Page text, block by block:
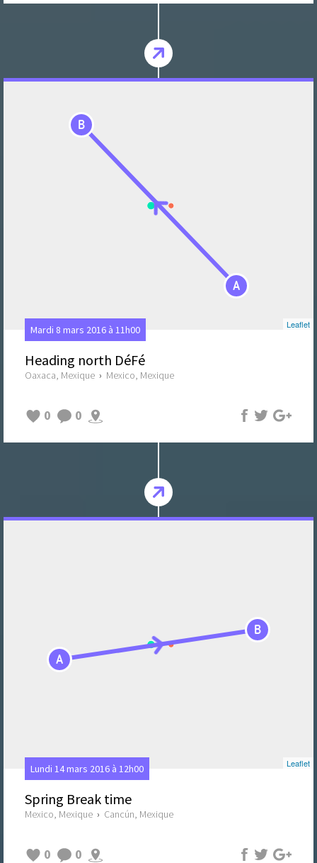
A
B
Leaflet
Mardi 8 mars 2016 à 11h00
Heading north DéFé
Oaxaca, Mexique › Mexico, Mexique
0 0
A
B
Leaflet
Lundi 14 mars 2016 à 12h00
Spring Break time
Mexico, Mexique › Cancún, Mexique
0 0